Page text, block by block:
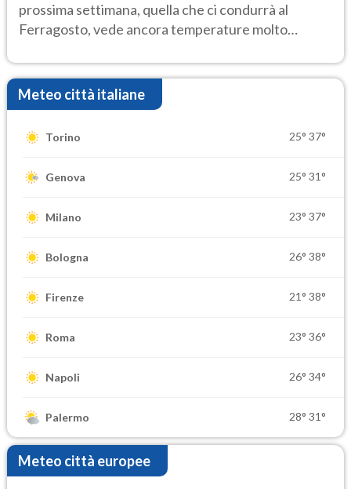
prossima settimana, quella che ci condurrà al
Ferragosto, vede ancora temperature molto
Meteo città italiane
Torino 25° 37°
Genova 25° 31°
Milano 23° 37°
Bologna 26° 38°
Firenze 21° 38°
Roma 23° 36°
Napoli 26° 34°
Palermo 28° 31°
Meteo città europee